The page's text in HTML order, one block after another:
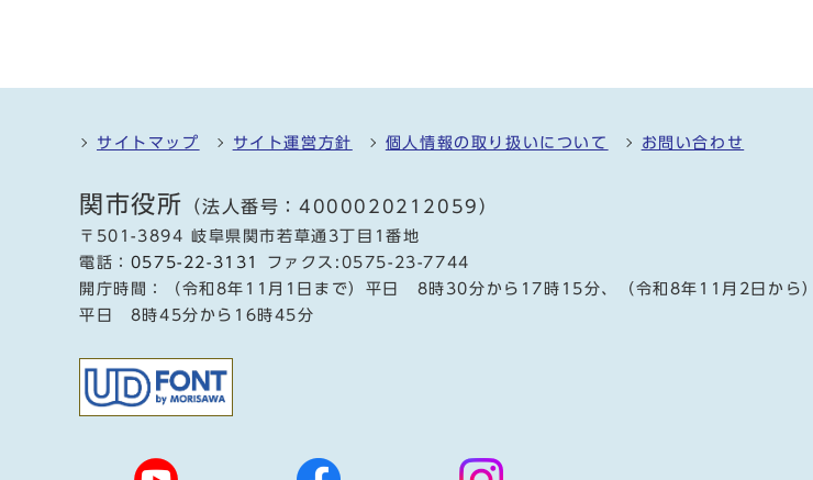
サイトマップ サイト運営方針 個人情報の取り扱いについて お問い合わせ
関市役所 （法人番号：4000020212059）
〒501-3894 岐阜県関市若草通3丁目1番地
電話： 0575-22-3131
ファクス:0575-23-7744
開庁時間：（令和8年11月1日まで）平日 8時30分から17時15分、（令和8年11月2日から）
平日 8時45分から16時45分